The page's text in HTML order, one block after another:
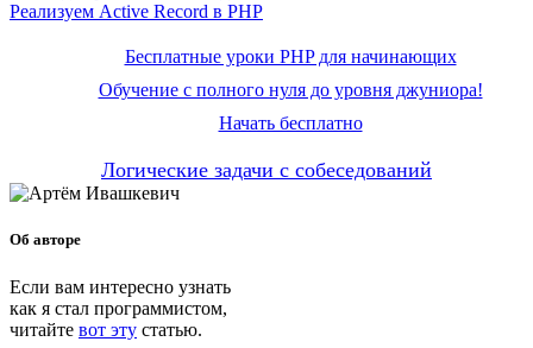
Реализуем Active Record в PHP
Бесплатные уроки PHP для начинающих
Обучение с полного нуля до уровня джуниора!
Начать бесплатно
Логические задачи с собеседований
Об авторе
Если вам интересно узнать
как я стал программистом,
читайте вот эту статью.